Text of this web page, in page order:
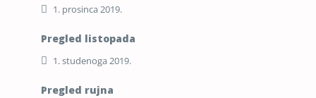
1. prosinca 2019.
Pregled listopada
1. studenoga 2019.
Pregled rujna